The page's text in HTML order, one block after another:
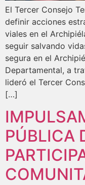
El Tercer Consejo
definir acciones
viales en el
seguir salvando
segura en el
Departamental, a
lideró el Tercer
[…]
PÚBLICA